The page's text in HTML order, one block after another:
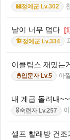
🏰정예군 Lv.302
날이 너무 덥다 [1]
🏗️정예군 Lv.334
이클립스 재밌는
🐣입문자 Lv.5 아찔
내 계급 돌려내
🎖️숙련자 Lv.257
셀프 빨래방 건